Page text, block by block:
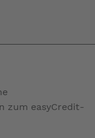
zum easyCredit-